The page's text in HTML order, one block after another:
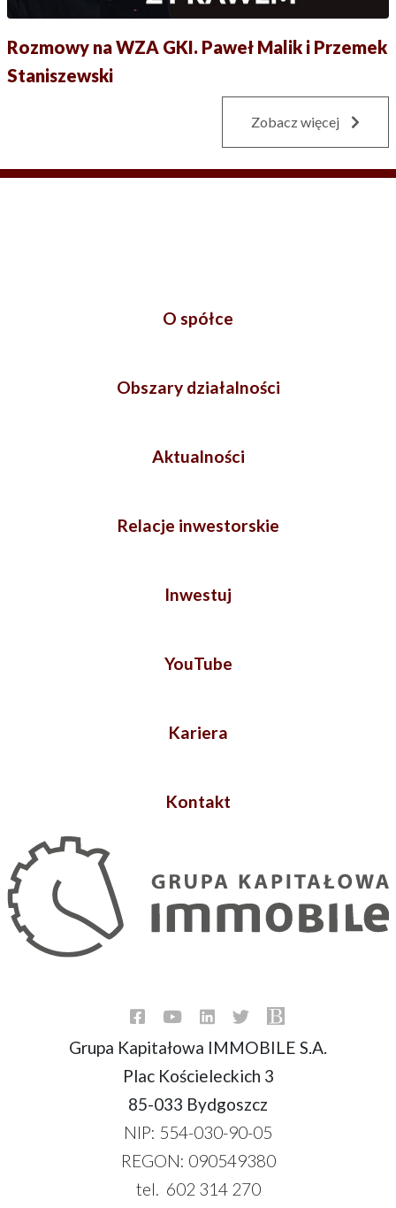
Rozmowy na WZA GKI. Paweł Malik i Przemek
Staniszewski
Zobacz więcej
O spółce
Obszary działalności
Aktualności
Relacje inwestorskie
Inwestuj
YouTube
Kariera
Kontakt
Grupa Kapitałowa IMMOBILE S.A.
Plac Kościeleckich 3
85-033 Bydgoszcz
NIP: 554-030-90-05
REGON: 090549380
tel. 602 314 270